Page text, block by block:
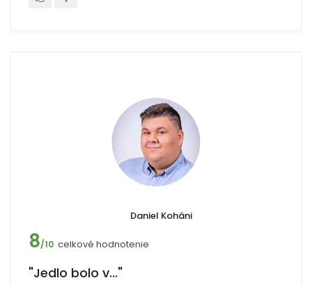
Daniel Koháni
8/10 celkové hodnotenie
"Jedlo bolo v..."